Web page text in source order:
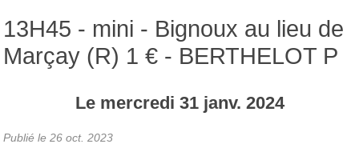
13H45 - mini - Bignoux au lieu de
Marçay (R) 1 € - BERTHELOT P
Le mercredi 31 janv. 2024
Publié le 26 oct. 2023